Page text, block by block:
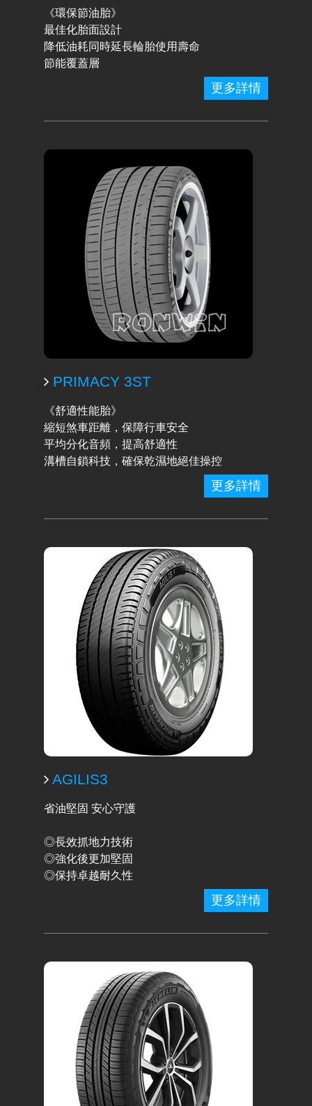
《環保節油胎》
最佳化胎面設計
降低油耗同時延長輪胎使用壽命
節能覆蓋層
更多詳情
PRIMACY 3ST
《舒適性能胎》
縮短煞車距離，保障行車安全
平均分化音頻，提高舒適性
溝槽自鎖科技，確保乾濕地絕佳操控
更多詳情
AGILIS3
省油堅固 安心守護
◎長效抓地力技術
◎強化後更加堅固
◎保持卓越耐久性
更多詳情